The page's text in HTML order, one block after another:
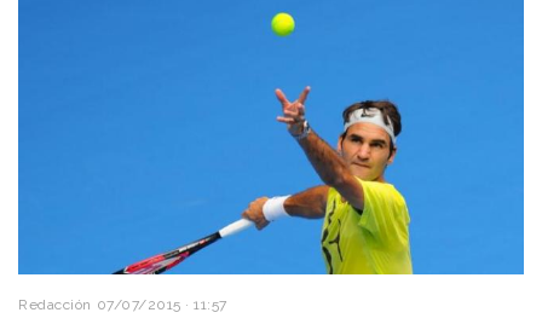
Redacción 07/07/2015 · 11:57